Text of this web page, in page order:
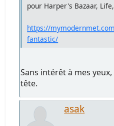
pour Harper's Bazaar,
https://
fantastic/
Sans intérêt à mes
tête.
asak